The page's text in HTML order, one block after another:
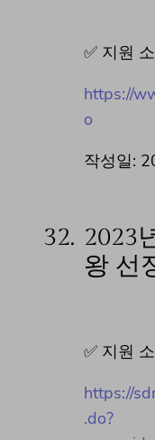
✅ 지원
https://
o
작성일:
32. 2023
왕 선
✅ 지원
https://
.do?